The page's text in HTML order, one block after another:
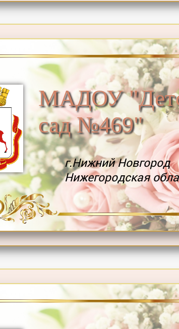
МАДОУ
сад №469"
г.Нижний Новгород
Нижегородская